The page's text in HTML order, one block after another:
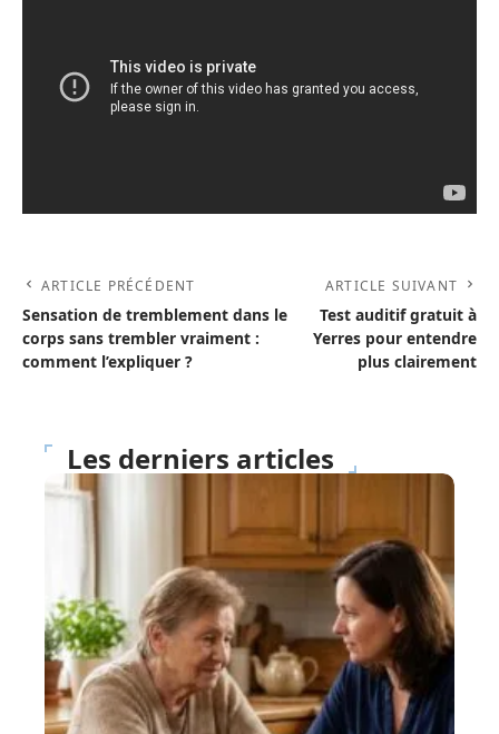
ARTICLE PRÉCÉDENT
Sensation de tremblement dans le
corps sans trembler vraiment :
comment l’expliquer ?
ARTICLE SUIVANT
Test auditif gratuit à
Yerres pour entendre
plus clairement
Les derniers articles